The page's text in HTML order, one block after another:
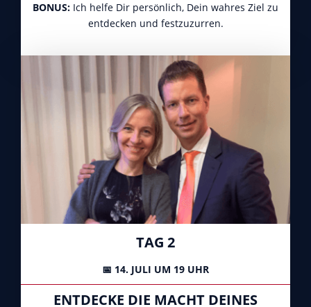
BONUS: Ich helfe Dir persönlich, Dein wahres Ziel zu
entdecken und festzuzurren.
TAG 2
📅 14. JULI UM 19 UHR
ENTDECKE DIE MACHT DEINES